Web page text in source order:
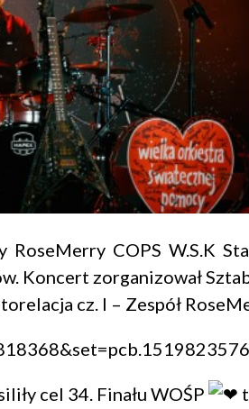
RoseMerry COPS W.S.K
. Koncert zorganizował
cz. I – Zespół
cel 34. Finału WOŚP